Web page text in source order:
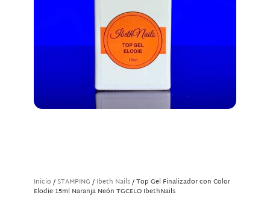
Inicio / STAMPING / Ibeth Nails/ Top Gel Finalizador con Color
Elodie 15ml Naranja Neón TGCELO IbethNails